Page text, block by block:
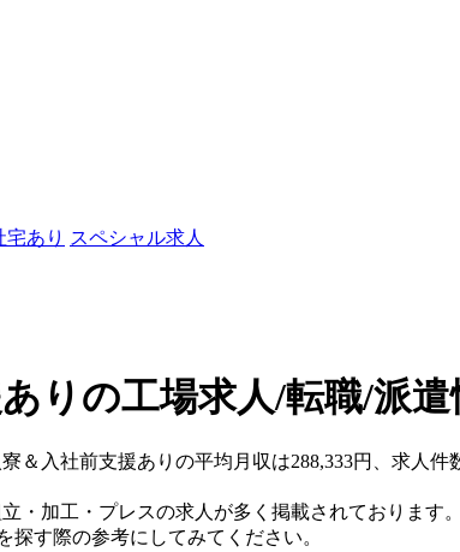
宅あり スペシャル求人
りの工場求人/転職/派遣
＆入社前支援ありの平均月収は288,333円、求人件
・加工・プレスの求人が多く掲載されております。
す際の参考にしてみてください。